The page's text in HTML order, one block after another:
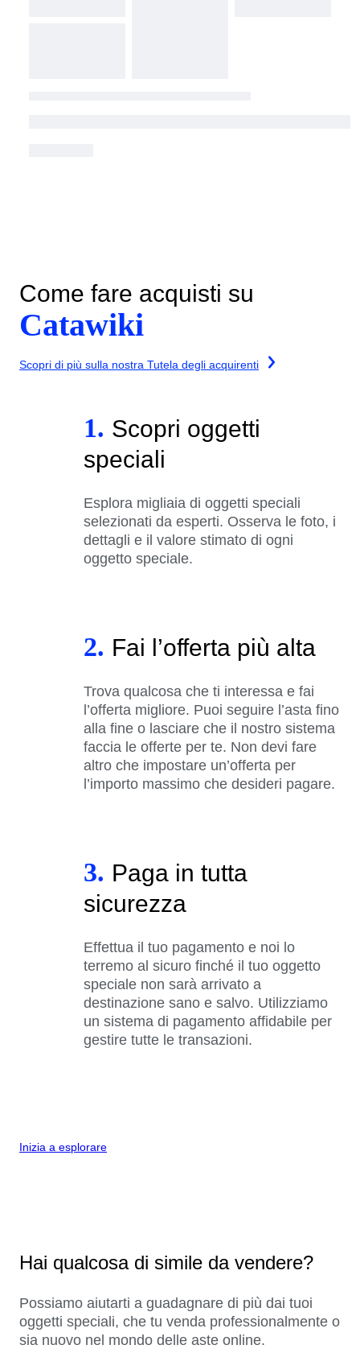
Come fare acquisti su
Catawiki
Scopri di più sulla nostra Tutela degli acquirenti
1. Scopri oggetti
speciali
Esplora migliaia di oggetti speciali
selezionati da esperti. Osserva le foto, i
dettagli e il valore stimato di ogni
oggetto speciale.
2. Fai l’offerta più alta
Trova qualcosa che ti interessa e fai
l’offerta migliore. Puoi seguire l’asta fino
alla fine o lasciare che il nostro sistema
faccia le offerte per te. Non devi fare
altro che impostare un’offerta per
l’importo massimo che desideri pagare.
3. Paga in tutta
sicurezza
Effettua il tuo pagamento e noi lo
terremo al sicuro finché il tuo oggetto
speciale non sarà arrivato a
destinazione sano e salvo. Utilizziamo
un sistema di pagamento affidabile per
gestire tutte le transazioni.
Inizia a esplorare
Hai qualcosa di simile da vendere?
Possiamo aiutarti a guadagnare di più dai tuoi
oggetti speciali, che tu venda professionalmente o
sia nuovo nel mondo delle aste online.